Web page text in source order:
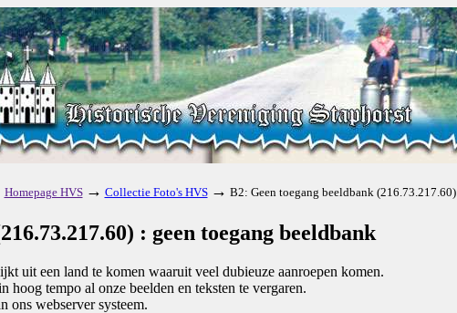
Homepage HVS → Collectie Foto's HVS → B2: Geen toegang beeldbank (216.73.217.60)
: geen toegang beeldbank
uit een land te komen waaruit veel dubieuze aanroepen komen.
hoog tempo al onze beelden en teksten te vergaren.
ons webserver systeem.